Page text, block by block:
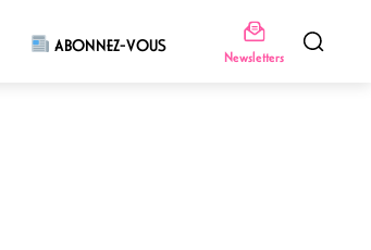
ABONNEZ-VOUS
Newsletters